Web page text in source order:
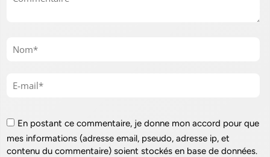
En postant ce commentaire, je donne mon accord pour que
mes informations (adresse email, pseudo, adresse ip, et
contenu du commentaire) soient stockés en base de données.